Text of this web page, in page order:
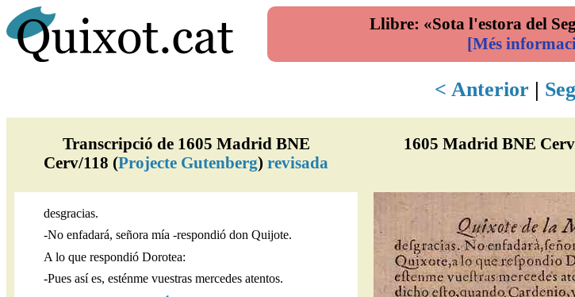
Llibre: «Sota l'estora del
[Més
< Anterior |
Transcripció de 1605 Madrid BNE
Cerv/118 (Projecte Gutenberg)revisada
desgracias.
-No enfadará, señora mía -respondió don Quijote.
A lo que respondió Dorotea:
-Pues así es, esténme vuestras mercedes atentos.
1605 Madrid BNE